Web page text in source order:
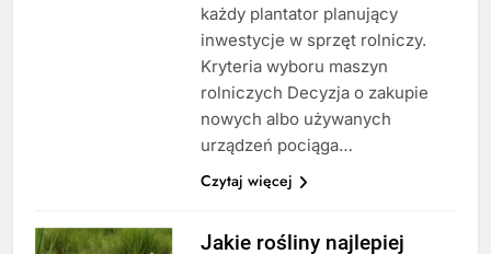
każdy plantator planujący
inwestycje w sprzęt rolniczy.
Kryteria wyboru maszyn
rolniczych Decyzja o zakupie
nowych albo używanych
urządzeń pociąga…
Czytaj więcej
Jakie rośliny najlepiej